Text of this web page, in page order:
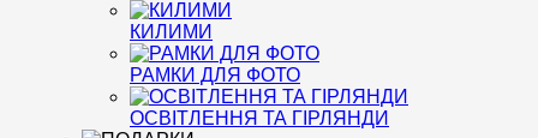
КИЛИМИ
РАМКИ ДЛЯ ФОТО
ОСВІТЛЕННЯ ТА ГІРЛЯНДИ